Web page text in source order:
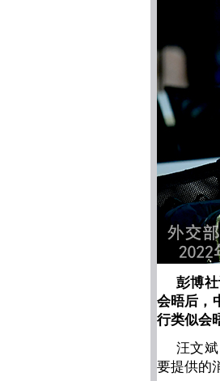
彭博
会晤后，
行类似会
汪文
要提供的